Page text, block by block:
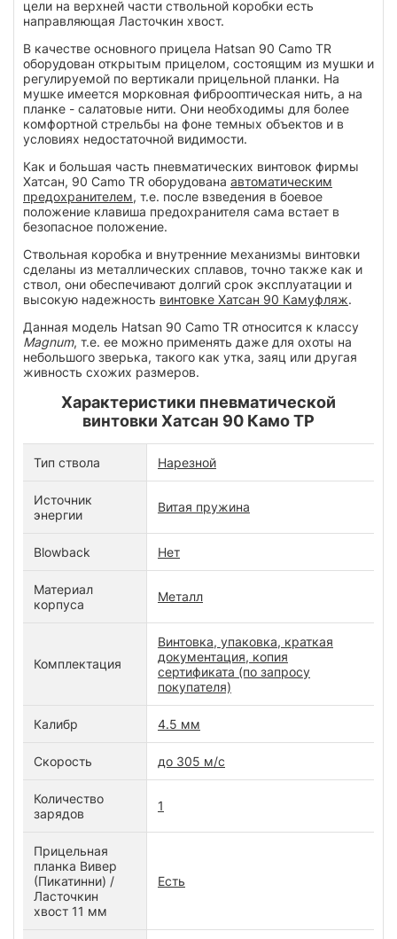
цели на верхней части ствольной коробки есть
направляющая Ласточкин хвост.
В качестве основного прицела Hatsan 90 Camo TR
оборудован открытым прицелом, состоящим из мушки и
регулируемой по вертикали прицельной планки. На
мушке имеется морковная фиброоптическая нить, а на
планке - салатовые нити. Они необходимы для более
комфортной стрельбы на фоне темных объектов и в
условиях недостаточной видимости.
Как и большая часть пневматических винтовок фирмы
Хатсан, 90 Camo TR оборудована автоматическим
предохранителем, т.е. после взведения в боевое
положение клавиша предохранителя сама встает в
безопасное положение.
Ствольная коробка и внутренние механизмы винтовки
сделаны из металлических сплавов, точно также как и
ствол, они обеспечивают долгий срок эксплуатации и
высокую надежность винтовке Хатсан 90 Камуфляж.
Данная модель Hatsan 90 Camo TR относится к классу
Magnum, т.е. ее можно применять даже для охоты на
небольшого зверька, такого как утка, заяц или другая
живность схожих размеров.
Характеристики пневматической
винтовки Хатсан 90 Камо ТР
Тип ствола Нарезной
Источник
энергии
Витая пружина
Blowback Нет
Материал
корпуса
Металл
Комплектация
Винтовка, упаковка, краткая
документация, копия
сертификата (по запросу
покупателя)
Калибр 4.5 мм
Скорость до 305 м/с
Количество
зарядов
1
Прицельная
планка Вивер
(Пикатинни) /
Ласточкин
хвост 11 мм
Есть